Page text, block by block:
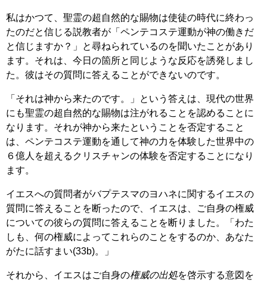
私はかつて、聖霊の超自然的な賜物は使徒の時代に終わっ
たのだと信じる説教者が「ペンテコステ運動が神の働きだ
と信じますか？」と尋ねられているのを聞いたことがあり
ます。それは、今日の箇所と同じような反応を誘発しまし
た。彼はその質問に答えることができないのです。
「それは神から来たのです。」という答えは、現代の世界
にも聖霊の超自然的な賜物は注がれることを認めることに
なります。それが神から来たということを否定すること
は、ペンテコステ運動を通して神の力を体験した世界中の
６億人を超えるクリスチャンの体験を否定することになり
ます。
イエスへの質問者がバプテスマのヨハネに関するイエスの
質問に答えることを断ったので、イエスは、ご自身の権威
についての彼らの質問に答えることを断りました。「わた
しも、何の権威によってこれらのことをするのか、あなた
がたに話すまい(33b)。」
それから、イエスはご自身の権威の出処を啓示する意図を